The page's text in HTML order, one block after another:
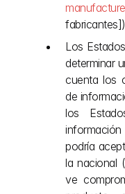
Los
determinar
cuenta los
de
los
podría
la nacional
ve